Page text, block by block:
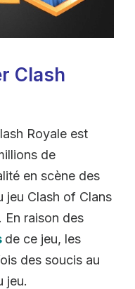
Clash
Royale est
de
en scène des
jeu Clash of Clans
En raison des
de ce jeu, les
des soucis au
jeu.